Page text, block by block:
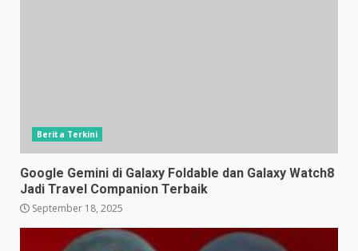
Berita Terkini
Google Gemini di Galaxy Foldable dan Galaxy Watch8
Jadi Travel Companion Terbaik
September 18, 2025